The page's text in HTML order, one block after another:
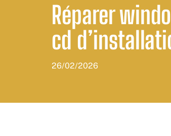
Réparer
cd
26/02/2026